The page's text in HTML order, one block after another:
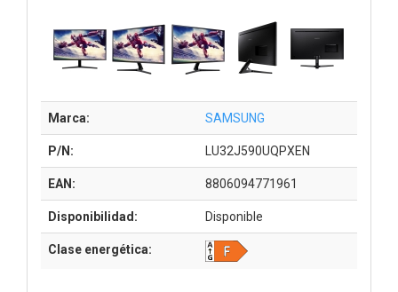
Marca: SAMSUNG
P/N: LU32J590UQPXEN
EAN: 8806094771961
Disponibilidad: Disponible
Clase energética: